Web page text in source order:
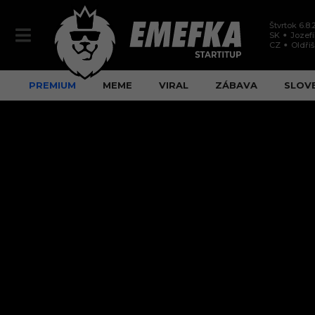
Štvrtok
SK
CZ
PREMIUM MEME VIRAL ZÁBAVA